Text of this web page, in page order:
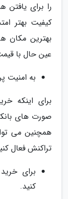
را برای
کیفیت بهتر
بهترین مکان
عین حال با
به امنیت
برای اینکه
صورت های
همچنین می
تراکنش فعال
برای
کنید.